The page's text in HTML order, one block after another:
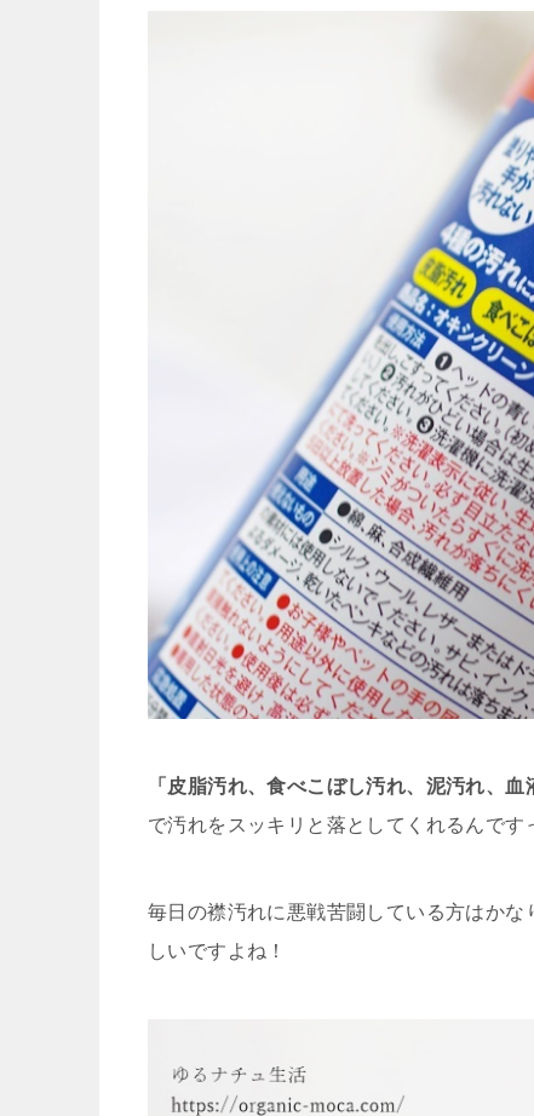
「皮脂汚れ、食べこぼし汚れ、泥汚れ、
で汚れをスッキリと落としてくれるんです
毎日の襟汚れに悪戦苦闘している方はか
しいですよね！